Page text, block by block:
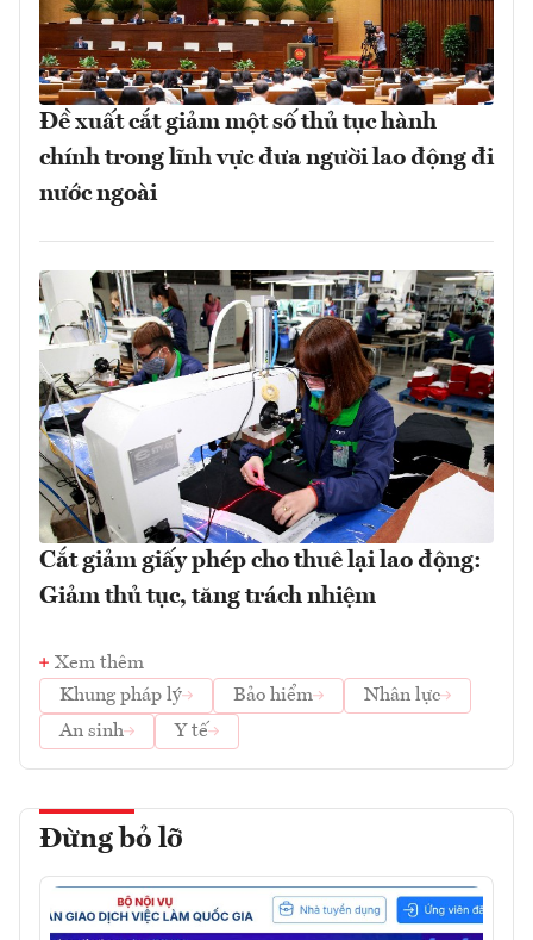
Đề xuất cắt giảm một số thủ tục hành
chính trong lĩnh vực đưa người lao động đi
nước ngoài
Cắt giảm giấy phép cho thuê lại lao động:
Giảm thủ tục, tăng trách nhiệm
Xem thêm
Khung pháp lý
Bảo hiểm
Nhân lực
An sinh
Y tế
Đừng bỏ lỡ